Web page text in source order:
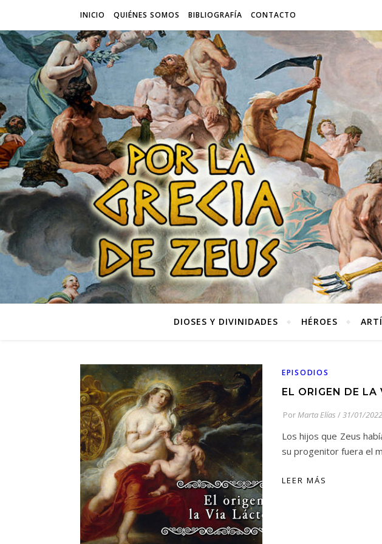
INICIO QUIÉNES SOMOS BIBLIOGRAFÍA CONTACTO
DIOSES Y DIVINIDADES HÉROES
EPISODIOS
EL ORIGEN DE
PorMarta Elías /31/01/2022
Los hijos que Zeus
su progenitor fuera el
LEER MÁS